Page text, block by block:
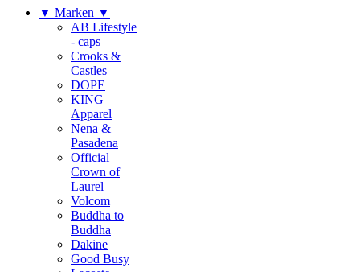
▼ Marken ▼
AB Lifestyle
- caps
Crooks &
Castles
DOPE
KING
Apparel
Nena &
Pasadena
Official
Crown of
Laurel
Volcom
Buddha to
Buddha
Dakine
Good Busy